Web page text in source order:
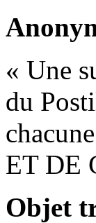
« Une
du
ET DE
Objet